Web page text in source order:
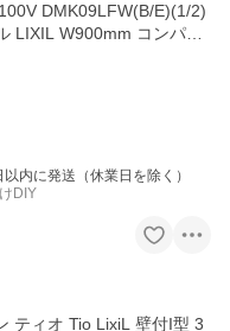
DMK09LFW(B/E)(1/2)
LIXIL W900mm コンパク
パート
内に発送（休業日を除く）
DIY
ティオ Tio LixiL 壁付I型 3